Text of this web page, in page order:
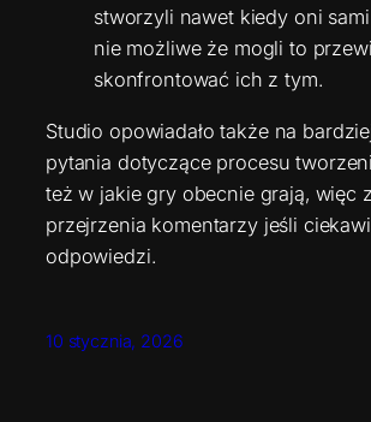
stworzyli nawet kiedy oni
nie możliwe że mogli to
skonfrontować ich z tym.
Studio opowiadało także na
pytania dotyczące procesu
też w jakie gry obecnie grają, więc
przejrzenia komentarzy jeśli
odpowiedzi.
10 stycznia, 2026